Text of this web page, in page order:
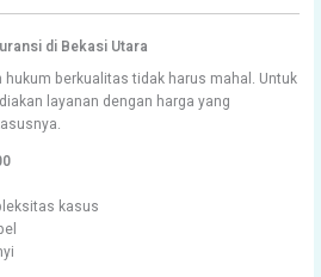
di Bekasi Utara
hukum berkualitas tidak harus mahal. Untuk
layanan dengan harga yang
kasus